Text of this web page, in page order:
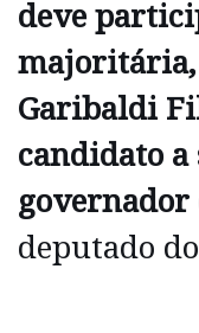
deve
majoritária,
Garibaldi
candidato a
governador
deputado